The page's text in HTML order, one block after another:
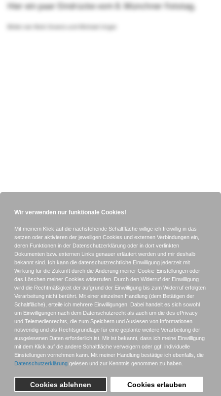
Hier ein paar Eindrücke vom 8. Münchner Fototag.
Hier ist das Programm des 8. Muenchner Fototags:
Münchner Fototag Programm
Login für Mitglieder